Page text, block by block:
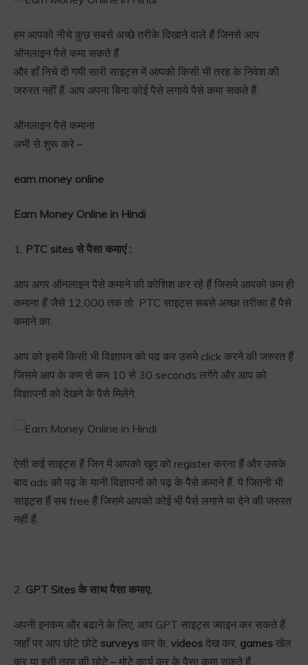
हम आपको नीचे कुछ सबसे अच्छे तरीके दिखाने वाले हैं जिनसे आप
ऑनलाइन पैसे कमा सकते हैं.
और हाँ निचे दी गयी सारी साइट्स में आपको किसी भी तरह के निवेश की
जरुरत नहीं हैं. आप अपना बिना कोई पैसे लगाये पैसे कमा सकते हैं.
ऑनलाइन पैसे कमाना :
अभी से शुरू करे –
earn money online
Earn Money Online in Hindi
1. PTC sites से पैसा कमाएं :
आप अगर ऑनलाइन पैसे कमाने की कोशिश कर रहे हैं जिसमे आपको कम ही
कमाना हैं जैसे 12,000 तक तो PTC साइट्स सबसे अच्छा तरीका हैं पैसे
कमाने का.
आप को इसमें किसी भी विज्ञापन को पढ कर उसमे click करने की जरुरत हैं
जिसमे आप के कम से कम 10 से 30 seconds लगेंगे और आप को
विज्ञापनों को देखने के पैसे मिलेंगे.
ऐसी कई साइट्स हैं जिन में आपको खुद को register करना हैं और उसके
बाद ads को पढ़ के यानी विज्ञापनों को पढ़ के पैसे कमाने हैं. ये जितनी भी
साइट्स हैं सब free हैं जिसमे आपको कोई भी पैसे लगाने या देने की जरुरत
नहीं हैं.
2. GPT Sites के साथ पैसा कमाए.
अपनी इनकम और बढाने के लिए, आप GPT साइट्स ज्वाइन कर सकते हैं
जहाँ पर आप छोटे छोटे surveys कर के, videos देख कर, games खेल
कर या इसी तरह की छोटे – मोटे कार्य कर के पैसा कमा सकते हैं,